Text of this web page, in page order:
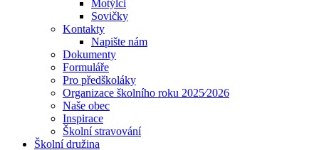
Motýlci
Sovičky
Kontakty
Napište nám
Dokumenty
Formuláře
Pro předškoláky
Organizace školního roku 2025⁄2026
Naše obec
Inspirace
Školní stravování
Školní družina